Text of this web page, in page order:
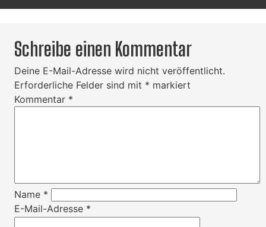
Schreibe einen Kommentar
Deine E-Mail-Adresse wird nicht veröffentlicht.
Erforderliche Felder sind mit * markiert
Kommentar *
Name *
E-Mail-Adresse *